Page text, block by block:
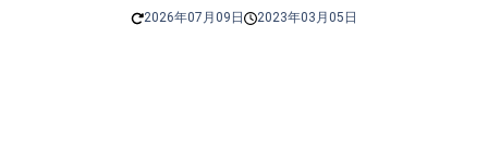
2026年07月09日 2023年03月05日